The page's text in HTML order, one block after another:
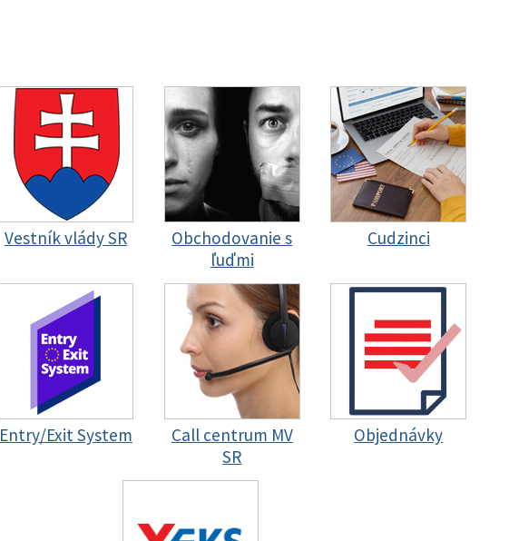
Vestník vlády SR
Obchodovanie s
ľuďmi
Cudzinci
Entry/Exit System
Call centrum MV
SR
Objednávky